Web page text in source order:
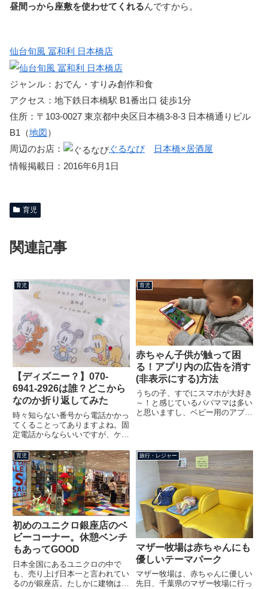
昼間っから座敷を使わせてくれるんですから。
仙台旬風 冨和利 日本橋店
ジャンル：おでん・すりみ創作和食
アクセス：地下鉄日本橋駅 B1番出口 徒歩1分
住所：〒103-0027 東京都中央区日本橋3-8-3 日本橋通りビル
B1（地図）
周辺のお店：
ぐるなび
日本橋×居酒屋
情報掲載日：2016年6月1日
育児
関連記事
育児
【ディズニー？】070-
6941-2926は誰？どこから
なのか折り返してみた
時々知らない番号から電話かかっ
てくることってありますよね。固
定電話からならいいですが、ケー
す。ディズニー英語教材からの営
業電話070-6941-2926は、ディズ
ニー英語教材です。販売元である
ワールドファミリー社...
育児
赤ちゃん子供が触って困
る！アプリ内の広告を消す
(非表示にする)方法
うちの子、すでにスマホが大好き
～！と感じているパパママは多い
と思いますし、ベビー用のアプリ
告・・・今回はこの厄介な広告へ
の対処方法について紹介したい
育児
初めのユニクロ銀座店のベ
ビーコーナー。休憩ベンチ
もあってGOOD
日本全国にあるユニクロの中で
も、売り上げ日本一と言われてい
るのが銀座店。たしかに建物はデ
旅行・レジャー
マザー牧場は赤ちゃんにも
優しいテーマパーク
マザー牧場は、赤ちゃんに優しい
先日、千葉県のマザー牧場に行っ